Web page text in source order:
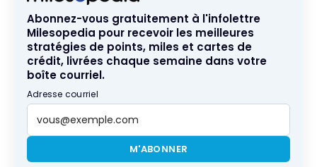
Abonnez-vous gratuitement à l'infolettre
Milesopedia pour recevoir les meilleures
stratégies de points, miles et cartes de
crédit, livrées chaque semaine dans votre
boîte courriel.
Adresse courriel
M'ABONNER